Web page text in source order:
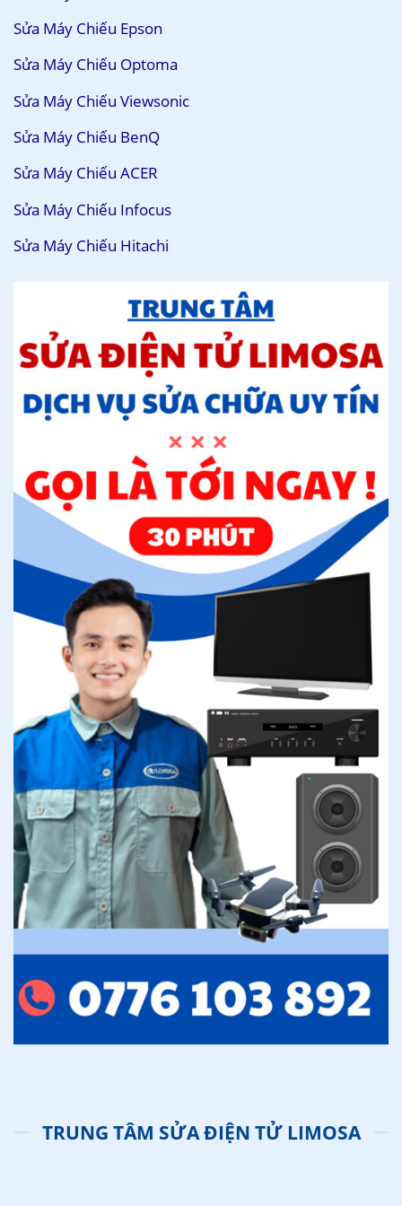
Sửa Máy Chiếu Epson
Sửa Máy Chiếu Optoma
Sửa Máy Chiếu Viewsonic
Sửa Máy Chiếu BenQ
Sửa Máy Chiếu ACER
Sửa Máy Chiếu Infocus
Sửa Máy Chiếu Hitachi
TRUNG TÂM SỬA ĐIỆN TỬ LIMOSA